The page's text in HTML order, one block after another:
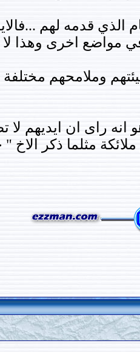
الذي قدمه لهم
مواضع اخرى وهذا
وملامحهم
راى ان ايديهم لا
مثلما ذكر الاخ "